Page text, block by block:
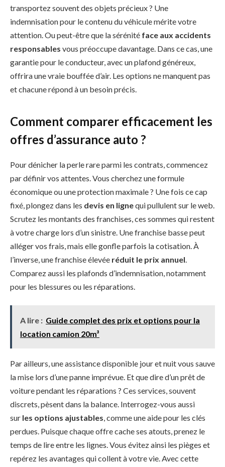
transportez souvent des objets précieux ? Une
indemnisation pour le contenu du véhicule mérite votre
attention. Ou peut-être que la sérénité face aux accidents
responsables vous préoccupe davantage. Dans ce cas, une
garantie pour le conducteur, avec un plafond généreux,
offrira une vraie bouffée d’air. Les options ne manquent pas
et chacune répond à un besoin précis.
Comment comparer efficacement les
offres d’assurance auto ?
Pour dénicher la perle rare parmi les contrats, commencez
par définir vos attentes. Vous cherchez une formule
économique ou une protection maximale ? Une fois ce cap
fixé, plongez dans les devis en lignequi pullulent sur le web.
Scrutez les montants des franchises, ces sommes qui restent
à votre charge lors d’un sinistre. Une franchise basse peut
alléger vos frais, mais elle gonfle parfois la cotisation. À
l’inverse, une franchise élevée réduit le prix annuel
Comparez aussi les plafonds d’indemnisation, notamment
pour les blessures ou les réparations.
A lire : Guide complet des prix et options pour la
location camion 20m³
Par ailleurs, une assistance disponible jour et nuit vous sauve
la mise lors d’une panne imprévue. Et que dire d’un prêt de
voiture pendant les réparations ? Ces services, souvent
discrets, pèsent dans la balance. Interrogez-vous aussi
sur les options ajustables, comme une aide pour les clés
perdues. Puisque chaque offre cache ses atouts, prenez le
temps de lire entre les lignes. Vous évitez ainsi les pièges et
repérez les avantages qui collent à votre vie. Avec cette